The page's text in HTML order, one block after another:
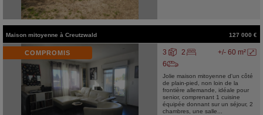
Maison mitoyenne à Creutzwald 127 000 €
COMPROMIS +/- 60 m²
3
2
6
Jolie maison mitoyenne d'un côté
de plain-pied, non loin de la
frontière allemande, idéale pour
senior, comprenant 1 cuisine
équipée donnant sur un séjour, 2
chambres, une salle...